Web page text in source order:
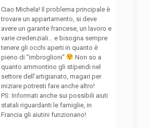
Ciao Michela! Il problema principale è
trovare un appartamento, si deve
avere un garante francese, un lavoro e
varie credenziali… e bisogna sempre
tenere gli occhi aperti in quanto è
pieno di “imbroglioni”
Non so a
quanto ammontino gli stipendi nel
settore dell’artigianato, magari per
iniziare potresti fare anche altro!
PS: Informati anche sui possibili aiuti
statali riguardanti le famiglie, in
Francia gli aiutini funzionano!